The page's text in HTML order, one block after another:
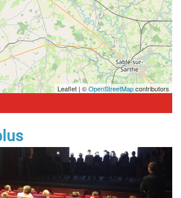
Leaflet | ©OpenStreetMapcontributors